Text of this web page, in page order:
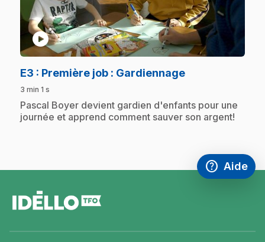
play_circle
E3 : Première job : Gardiennage.
3 min 1 s
.Pascal Boyer devient gardien d'enfants pour une
journée et apprend comment sauver son argent!
help
Accéder à
Aide
,Ce lien
de
page